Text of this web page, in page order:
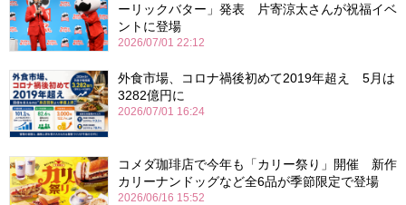
ーリックバター」発表 片寄涼太さんが祝福イベ
ントに登場
2026/07/01 22:12
外食市場、コロナ禍後初めて2019年超え 5月は
3282億円に
2026/07/01 16:24
コメダ珈琲店で今年も「カリー祭り」開催 新作
カリーナンドッグなど全6品が季節限定で登場
2026/06/16 15:52